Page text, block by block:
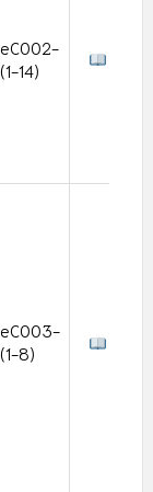
eC002-
(1-14)
eC003-
(1-8)